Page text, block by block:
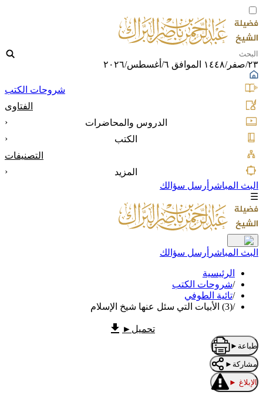
٢٣/صفر/١٤٤٨ الموافق ٦/أغسطس/٢٠٢٦
شروحات الكتب
الفتاوى
الدروس والمحاضرات
‹
الكتب
‹
التصنيفات
المزيد
‹
البث المباشر أرسل سؤالك
☰
البث المباشر أرسل سؤالك
الرئيسية
/شروحات الكتب
/تائية الطوفي
/(3) الأبيات التي سئل عنها شيخ الإسلام
تحميل ►
طباعة ►
مشاركة ►
الإبلاغ ►